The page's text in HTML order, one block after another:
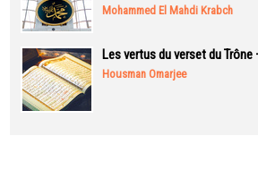
Mohammed El Mahdi Krabch
Les vertus du verset du
Housman Omarjee